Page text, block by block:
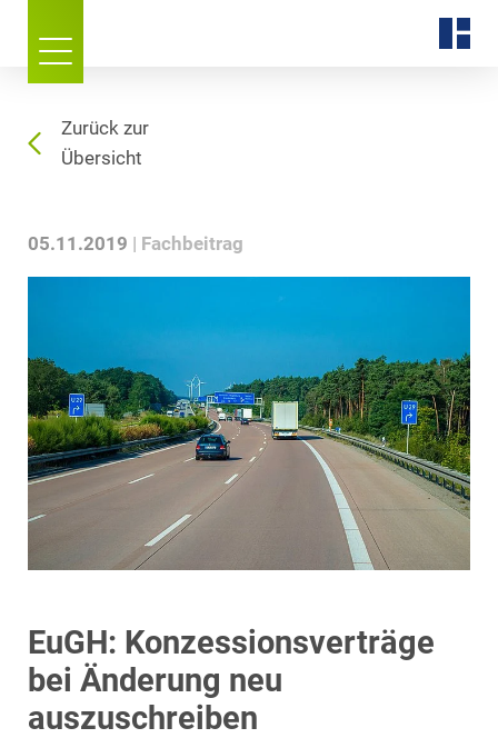
Zurück zur
Übersicht
05.11.2019 Fachbeitrag
EuGH: Konzessionsverträge
bei Änderung neu
auszuschreiben